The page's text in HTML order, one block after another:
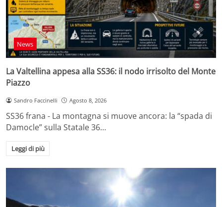
News
La Valtellina appesa alla SS36: il nodo irrisolto del Monte
Piazzo
Sandro Faccinelli Agosto 8, 2026
SS36 frana - La montagna si muove ancora: la “spada di
Damocle” sulla Statale 36…
Leggi di più